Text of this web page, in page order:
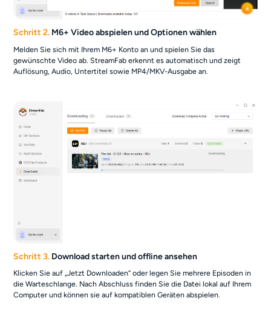
Schritt 2. M6+ Video abspielen und Optionen wählen
Melden Sie sich mit Ihrem M6+ Konto an und spielen Sie das
gewünschte Video ab. StreamFab erkennt es automatisch und zeigt
Auflösung, Audio, Untertitel sowie MP4/MKV-Ausgabe an.
Schritt 3. Download starten und offline ansehen
Klicken Sie auf „Jetzt Downloaden“ oder legen Sie mehrere Episoden in
die Warteschlange. Nach Abschluss finden Sie die Datei lokal auf Ihrem
Computer und können sie auf kompatiblen Geräten abspielen.